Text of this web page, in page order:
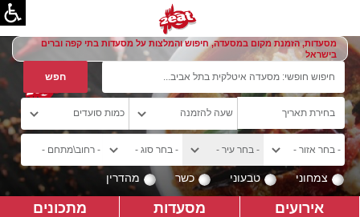
מסעדות, הזמנת מקום במסעדה, חיפוש והמלצות על מסעדות בתי קפה וברים
בישראל
צמחוני טבעוני כשר מהדרין
אירועים מסעדות מתכונים